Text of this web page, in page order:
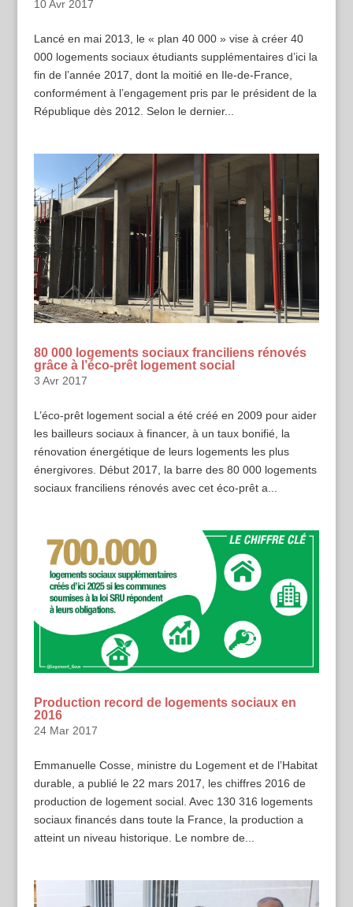
10 Avr 2017
Lancé en mai 2013, le « plan 40 000 » vise à créer 40
000 logements sociaux étudiants supplémentaires d’ici la
fin de l’année 2017, dont la moitié en Ile-de-France,
conformément à l’engagement pris par le président de la
République dès 2012. Selon le dernier...
80 000 logements sociaux franciliens rénovés
grâce à l’éco-prêt logement social
3 Avr 2017
L’éco-prêt logement social a été créé en 2009 pour aider
les bailleurs sociaux à financer, à un taux bonifié, la
rénovation énergétique de leurs logements les plus
énergivores. Début 2017, la barre des 80 000 logements
sociaux franciliens rénovés avec cet éco-prêt a...
Production record de logements sociaux en
2016
24 Mar 2017
Emmanuelle Cosse, ministre du Logement et de l’Habitat
durable, a publié le 22 mars 2017, les chiffres 2016 de
production de logement social. Avec 130 316 logements
sociaux financés dans toute la France, la production a
atteint un niveau historique. Le nombre de...